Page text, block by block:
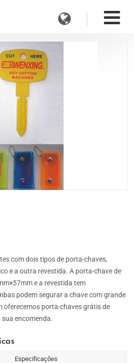
com dois tipos de porta-chaves,
e a outra revestida. A porta-chave de
e a revestida tem
podem segurar a chave com grande
oferecemos porta-chaves grátis de
encomenda.
Especificações